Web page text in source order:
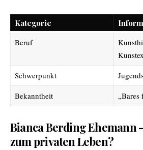
Kategorie
Beruf
Schwerpunkt
Bekanntheit
„Bares
Bianca Berding Ehemann
zum privaten Leben?